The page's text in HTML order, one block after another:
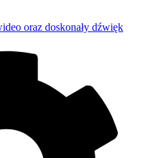
oraz doskonały dźwięk